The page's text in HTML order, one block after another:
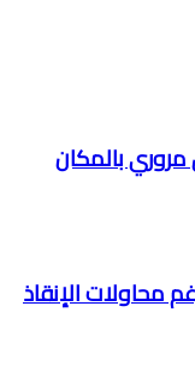
بالمكان